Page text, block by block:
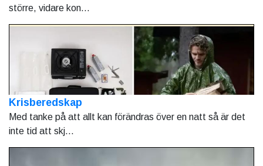
större, vidare kon...
Krisberedskap
Med tanke på att allt kan förändras över en natt så är det
inte tid att skj...